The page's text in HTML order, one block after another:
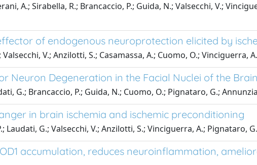
A.; Sirabella, R.; Brancaccio, P.; Guida, N.; Valsecchi, V.;
of endogenous neuroprotection elicited by
V.; Anzilotti, S.; Casamassa, A.; Cuomo, O.; Vinciguerra, A.
Neuron Degeneration in the Facial Nuclei of the
G.; Brancaccio, P.; Guida, N.; Cuomo, O.; Pignataro, G.;
in brain ischemia and ischemic preconditioning
Laudati, G.; Valsecchi, V.; Anzilotti, S.; Vinciguerra, A.; Pignataro,
accumulation, reduces neuroinflammation,